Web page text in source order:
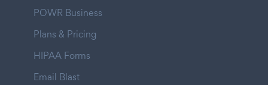
POWR Business
Plans & Pricing
HIPAA Forms
Email Blast